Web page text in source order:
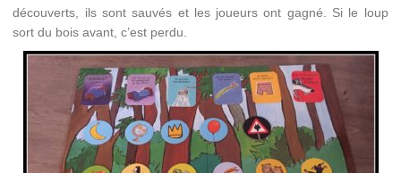
découverts, ils sont sauvés et les joueurs ont gagné. Si le loup
sort du bois avant, c’est perdu.